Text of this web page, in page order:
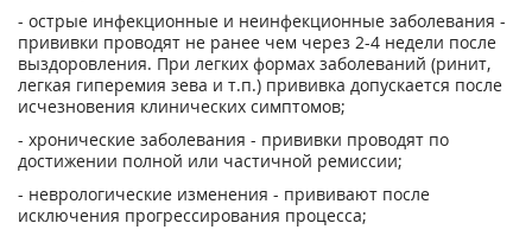
- острые инфекционные и неинфекционные заболевания -
прививки проводят не ранее чем через 2-4 недели после
выздоровления. При легких формах заболеваний (ринит,
легкая гиперемия зева и т.п.) прививка допускается после
исчезновения клинических симптомов;
- хронические заболевания - прививки проводят по
достижении полной или частичной ремиссии;
- неврологические изменения - прививают после
исключения прогрессирования процесса;